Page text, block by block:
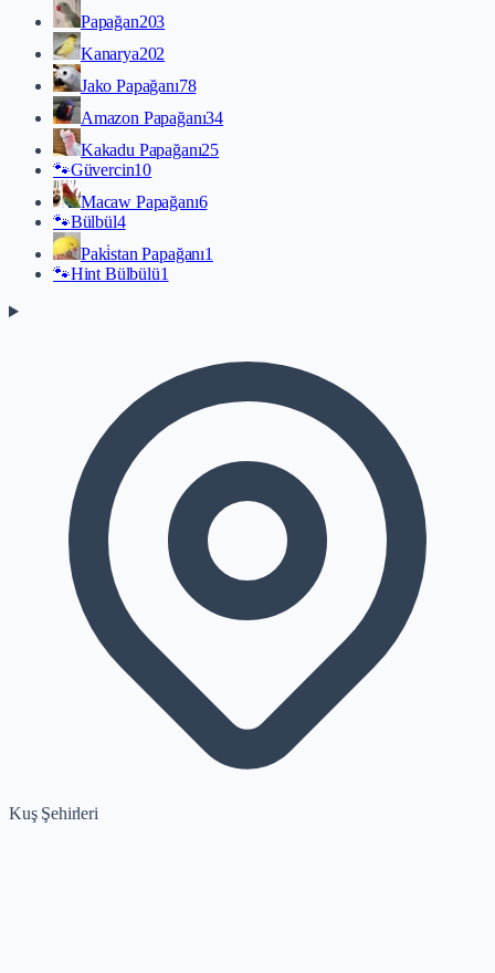
Papağan203
Kanarya202
Jako Papağanı78
Amazon Papağanı34
Kakadu Papağanı25
🐾Güvercin10
Macaw Papağanı6
🐾Bülbül4
Paki̇stan Papağanı1
🐾Hint Bülbülü1
Kuş Şehirleri